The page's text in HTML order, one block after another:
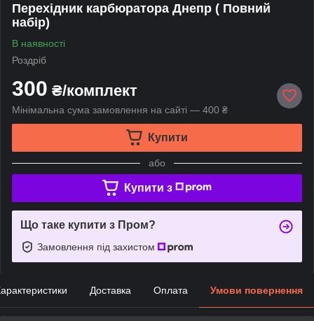
Перехідник карбюратора Днепр ( Повний
набір)
В наявності
Роздріб
300 ₴/комплект
Мінімальна сума замовлення на сайті — 400 ₴
Купити
або
Купити з
Що таке купити з Пром?
Замовлення під захистом
Доставка Оплата Умови повернення